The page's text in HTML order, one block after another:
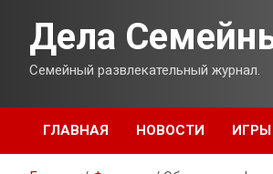
Дела
Семейный развлекательный журнал.
ГЛАВНАЯ НОВОСТИ ИГРЫ